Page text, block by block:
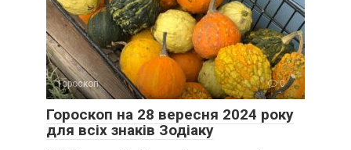
Гороскоп 0
Гороскоп на 28 вересня 2024 року
для всіх знаків Зодіаку